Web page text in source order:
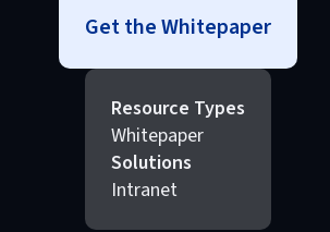
Get the Whitepaper
Resource Types
Whitepaper
Solutions
Intranet